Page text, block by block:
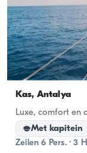
Kas, Antalya
Luxe, comfort en
Met kapitein
Zeilen 6 Pers. · 3